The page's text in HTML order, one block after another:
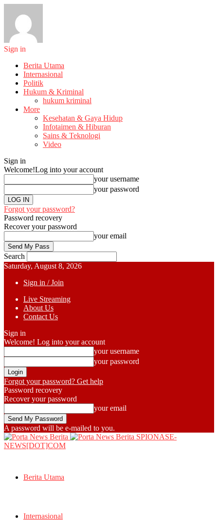
Sign in
Berita Utama
Internasional
Politik
Hukum & Kriminal
hukum kriminal
More
Kesehatan & Gaya Hidup
Infotaimen & Hiburan
Sains & Teknologi
Video
Sign in
Welcome!Log into your account
your username
your password
Forgot your password?
Password recovery
Recover your password
your email
Search
Saturday, August 8, 2026
Sign in / Join
Live Streaming
About Us
Contact Us
Sign in
Welcome! Log into your account
your username
your password
Forgot your password? Get help
Password recovery
Recover your password
your email
A password will be e-mailed to you.
SPIONASE-
NEWS[DOT]COM
Berita Utama
Internasional